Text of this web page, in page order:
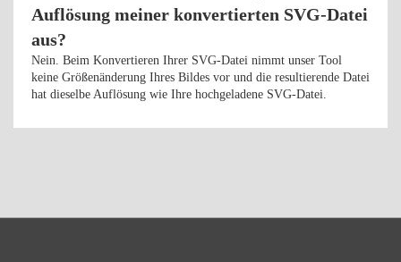
Auflösung meiner konvertierten SVG-Datei
aus?
Nein. Beim Konvertieren Ihrer SVG-Datei nimmt unser Tool
keine Größenänderung Ihres Bildes vor und die resultierende Datei
hat dieselbe Auflösung wie Ihre hochgeladene SVG-Datei.